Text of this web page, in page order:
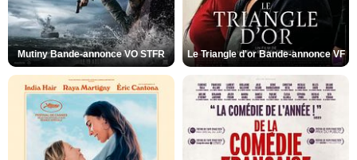
Mutiny Bande-annonce VO STFR Le Triangle d'or Bande-annonce VF